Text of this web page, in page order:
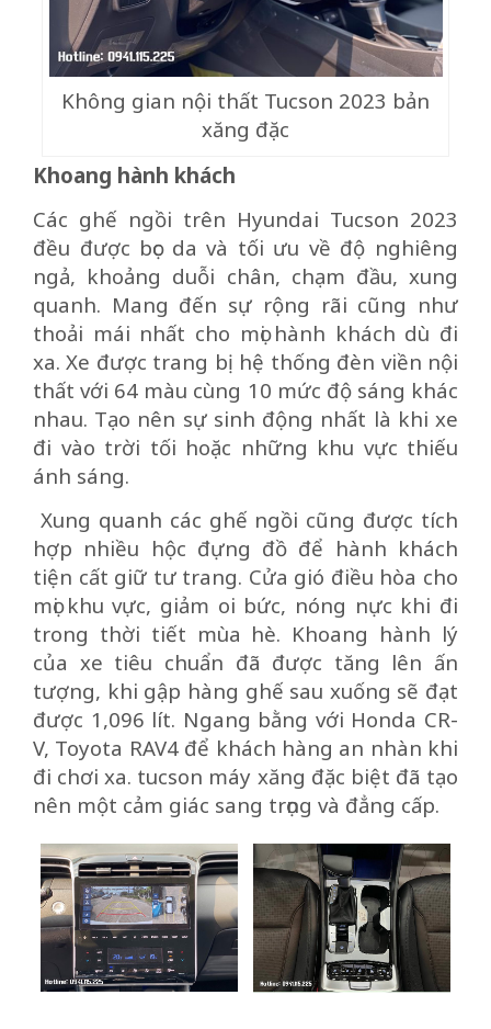
Không gian nội thất Tucson 2023 bản
xăng đặc
Khoang hành khách
Các ghế ngồi trên Hyundai Tucson 2023
đều được bọc da và tối ưu về độ nghiêng
ngả, khoảng duỗi chân, chạm đầu, xung
quanh. Mang đến sự rộng rãi cũng như
thoải mái nhất cho mọi hành khách dù đi
xa. Xe được trang bị hệ thống đèn viền nội
thất với 64 màu cùng 10 mức độ sáng khác
nhau. Tạo nên sự sinh động nhất là khi xe
đi vào trời tối hoặc những khu vực thiếu
ánh sáng.
Xung quanh các ghế ngồi cũng được tích
hợp nhiều hộc đựng đồ để hành khách
tiện cất giữ tư trang. Cửa gió điều hòa cho
mọi khu vực, giảm oi bức, nóng nực khi đi
trong thời tiết mùa hè. Khoang hành lý
của xe tiêu chuẩn đã được tăng lên ấn
tượng, khi gập hàng ghế sau xuống sẽ đạt
được 1,096 lít. Ngang bằng với Honda CR-
V, Toyota RAV4 để khách hàng an nhàn khi
đi chơi xa. tucson máy xăng đặc biệt đã tạo
nên một cảm giác sang trọng và đẳng cấp.